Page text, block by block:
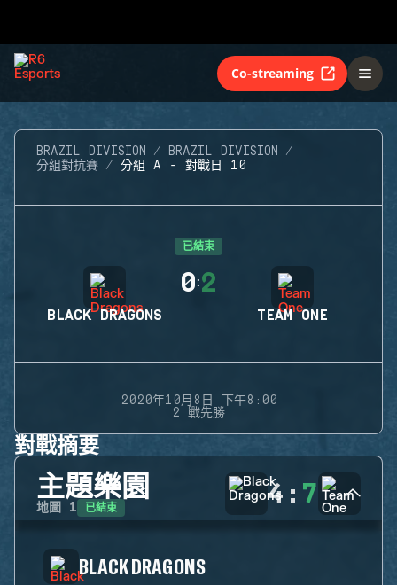
Co-streaming
BRAZIL DIVISION
BRAZIL DIVISION
分組對抗賽
分組 A - 對戰日 10
已結束
BLACK DRAGONS
0:2
TEAM ONE
2020年10月8日 下午8:00
2 戰先勝
對戰摘要
主題樂園
地圖 1 已結束 4 : 7
BLACK DRAGONS